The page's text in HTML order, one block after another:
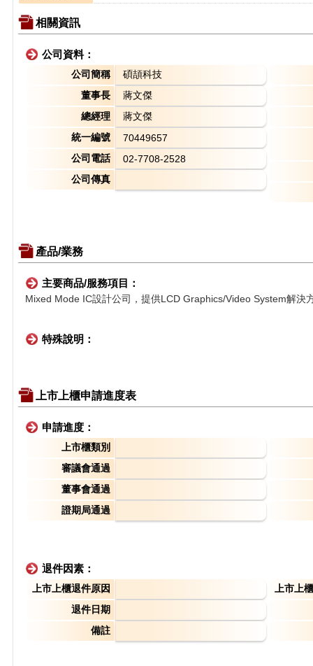
相關資訊
公司資料：
公司簡稱
碩頡科技
董事長
蔣文傑
總經理
蔣文傑
統一編號
70449657
公司電話
02-7708-2528
公司傳真
產品/業務
主要商品/服務項目：
Mixed Mode IC設計公司，提供LCD Graphics/Video System解決
特殊說明：
上市上櫃申請進度表
申請進度：
上市櫃類別
審議會通過
董事會通過
證期局通過
退件因素：
上市上櫃退件原因
退件日期
備註
上市上